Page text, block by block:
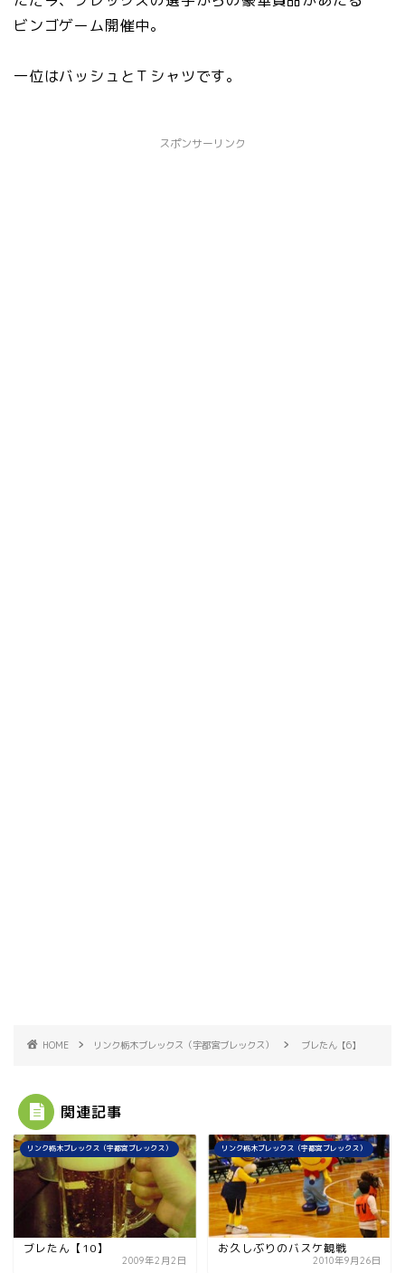
ビンゴゲーム開催中。
一位はバッシュとＴシャツです。
スポンサーリンク
HOME リンク栃木ブレックス（宇都宮ブレックス） ブレたん【6】
関連記事
リンク栃木ブレックス（宇都宮ブレックス）
ブレたん【10】
2009年2月2日
リンク栃木ブレックス（宇都宮ブレックス）
お久しぶりのバスケ観戦
2010年9月26日